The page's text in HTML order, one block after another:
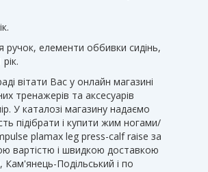
ручок, елементи оббивки сидінь,
вітати Вас у онлайн магазині
тренажерів та аксесуарів
У каталозі магазину надаємо
підібрати і купити жим ногами/
plamax leg press-calf raise за
вартістю і швидкою доставкою
Кам'янець-Подільський і по